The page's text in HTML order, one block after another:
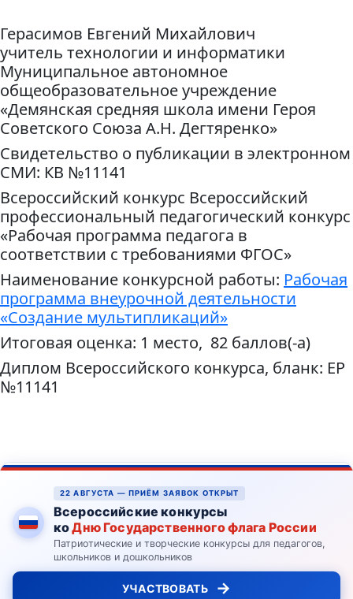
Герасимов Евгений Михайлович
учитель технологии и информатики
Муниципальное автономное
общеобразовательное учреждение
«Демянская средняя школа имени Героя
Советского Союза А.Н. Дегтяренко»
Свидетельство о публикации в электронном
СМИ: КВ №11141
Всероссийский конкурс Всероссийский
профессиональный педагогический конкурс
«Рабочая программа педагога в
соответствии с требованиями ФГОС»
Наименование конкурсной работы: Рабочая
программа внеурочной деятельности
«Создание мультипликаций»
Итоговая оценка: 1 место, 82 баллов(-а)
Диплом Всероссийского конкурса, бланк: ЕР
№11141
22 АВГУСТА — ПРИЁМ ЗАЯВОК ОТКРЫТ
Всероссийские конкурсы
коДню Государственного флага России
Патриотические и творческие конкурсы для педагогов,
школьников и дошкольников
УЧАСТВОВАТЬ →